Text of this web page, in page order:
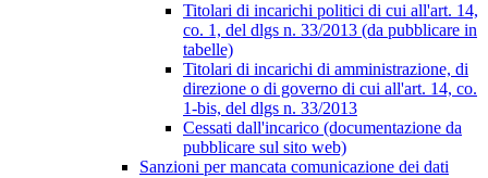
Titolari di incarichi politici di cui all'art. 14,
co. 1, del dlgs n. 33/2013 (da pubblicare in
tabelle)
Titolari di incarichi di amministrazione, di
direzione o di governo di cui all'art. 14, co.
1-bis, del dlgs n. 33/2013
Cessati dall'incarico (documentazione da
pubblicare sul sito web)
Sanzioni per mancata comunicazione dei dati